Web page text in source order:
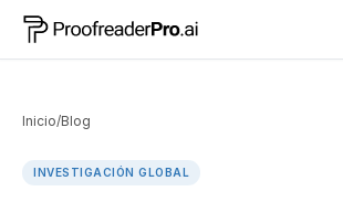
Inicio/Blog
INVESTIGACIÓN GLOBAL